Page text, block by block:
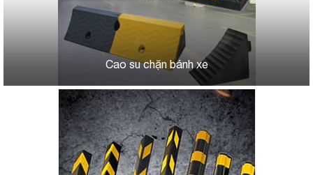
Cao su chặn bánh xe